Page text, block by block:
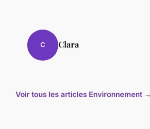
C Clara
Voir tous les articles Environnement →